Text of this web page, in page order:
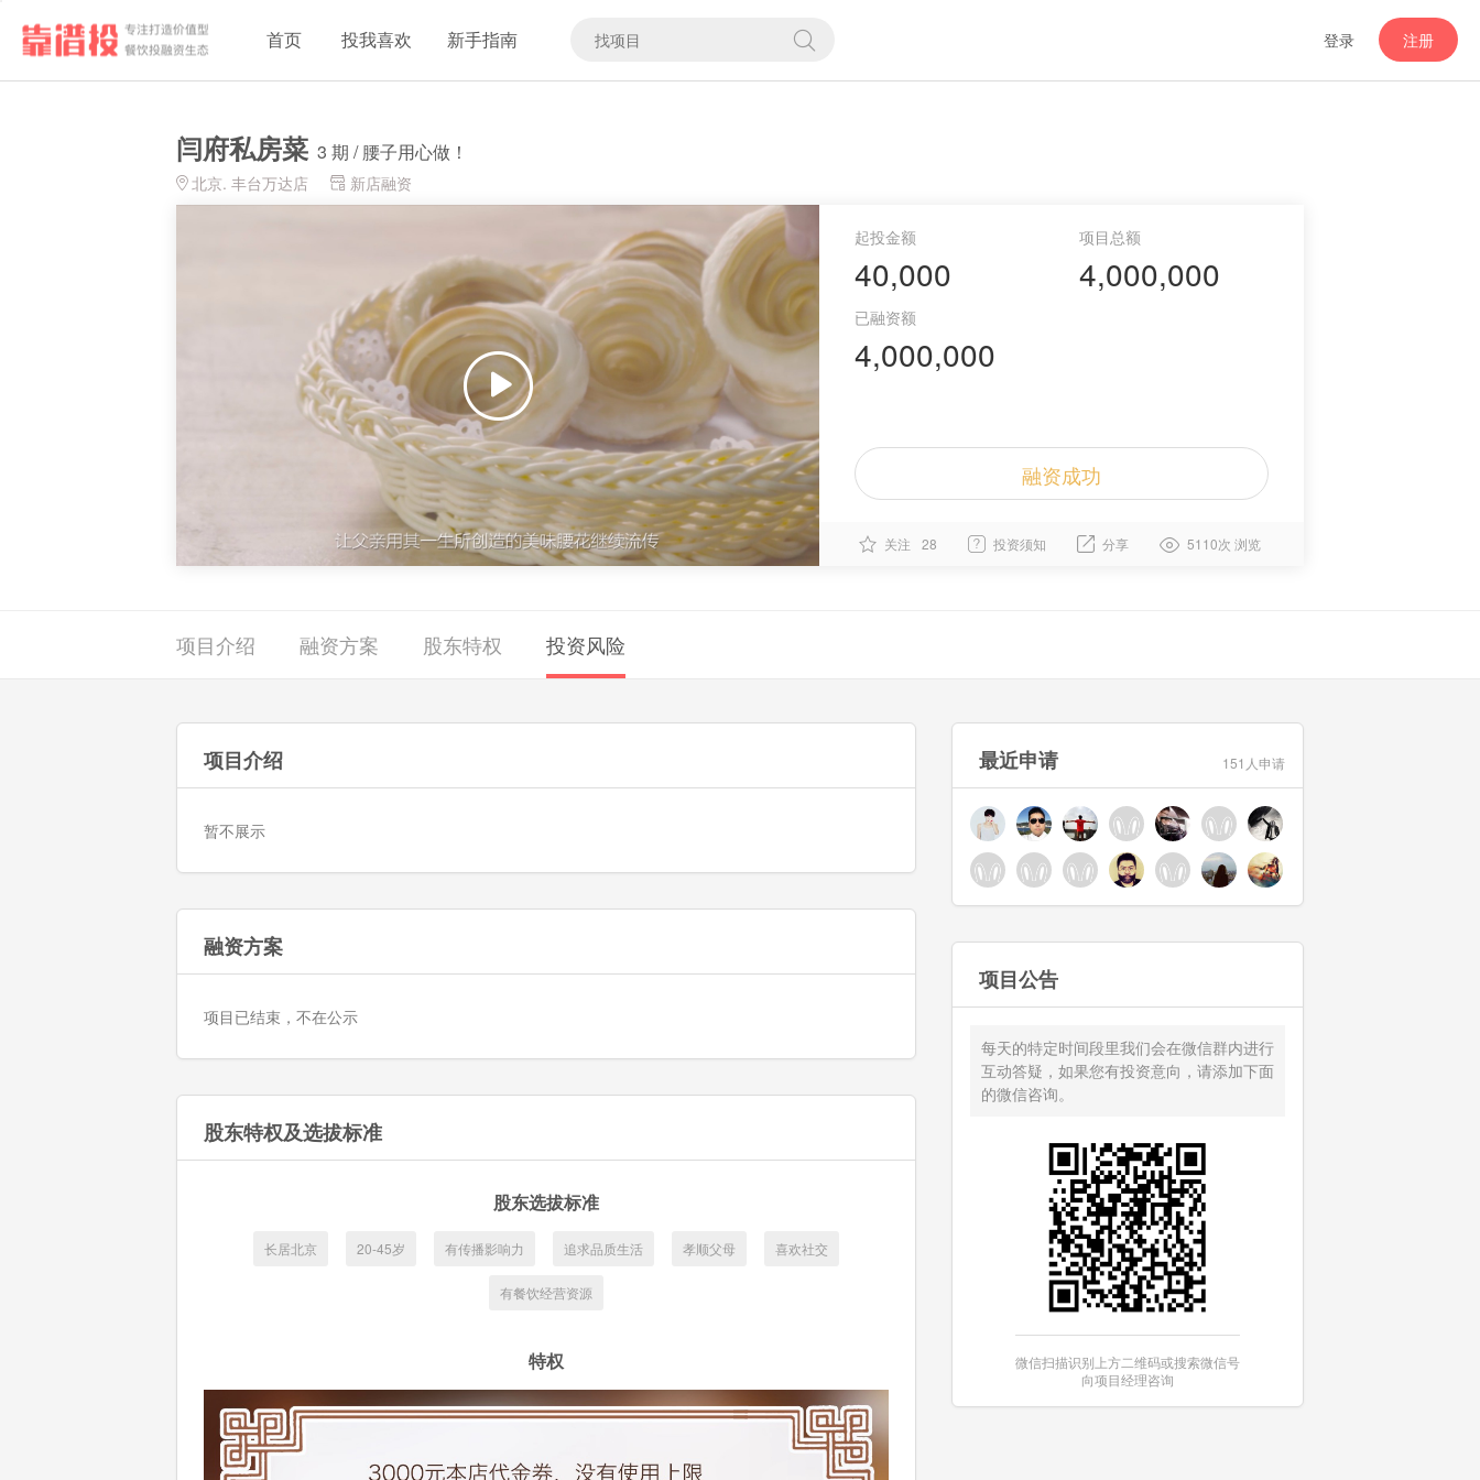
首页 投我喜欢 新手指南 登录 注册
闫府私房菜 3 期 / 腰子用心做！
北京. 丰台万达店 新店融资
40,000
4,000,000
4,000,000
融资成功
关注 28 投资须知 分享 5110次 浏览
项目介绍 融资方案 股东特权 投资风险
项目介绍
暂不展示
融资方案
项目已结束，不在公示
股东特权及选拔标准
股东选拔标准
长居北京 20-45岁 有传播影响力 追求品质生活 孝顺父母 喜欢社交
有餐饮经营资源
特权
最近申请 151人申请
项目公告
每天的特定时间段里我们会在微信群内进行
互动答疑，如果您有投资意向，请添加下面
的微信咨询。
微信扫描识别上方二维码或搜索微信号
向项目经理咨询